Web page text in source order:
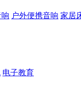
户外便携音响 家居
电子教育